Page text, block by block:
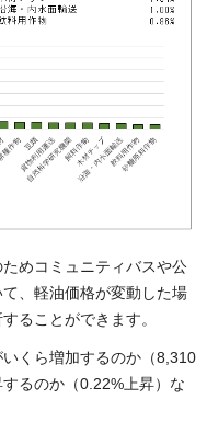
めコミュニティバスや公
、軽油価格が変動した場
ることができます。
くら増加するのか（8,310
るのか（0.22%上昇）な